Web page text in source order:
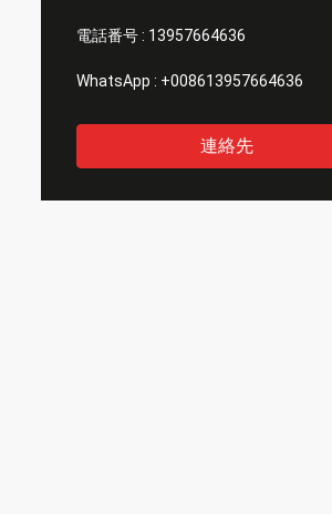
電話番号 : 13957664636
WhatsApp : +008613957664636
連絡先